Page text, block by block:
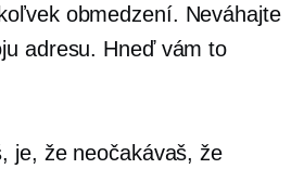
obmedzení. Neváhajte
adresu. Hneď vám to
je, že neočakávaš, že